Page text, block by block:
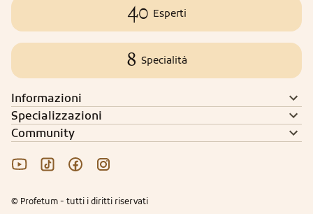
40 Esperti
8 Specialità
Informazioni
Specializzazioni
Community
© Profetum - tutti i diritti riservati